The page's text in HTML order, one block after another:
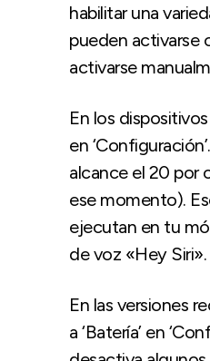
habilitar una
pueden activarse
activarse
En los
en
alcance el 20 por
ese momento).
ejecutan en tu
de voz «Hey Siri».
En las versiones
a ‘Batería’ en